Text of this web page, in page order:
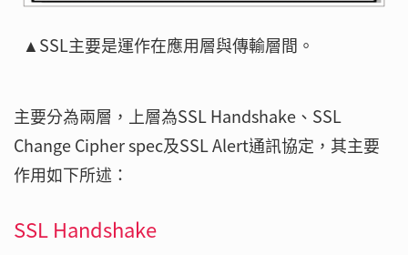
▲SSL主要是運作在應用層與傳輸層間。
主要分為兩層，上層為SSL Handshake、SSL
Change Cipher spec及SSL Alert通訊協定，其主要
作用如下所述：
SSL Handshake